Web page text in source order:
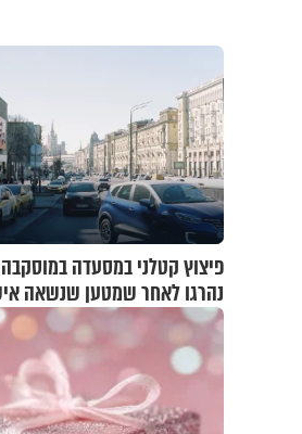
פיצוץ קטלני במסעדה
נהרגו לאחר שמטען שנשאה
התפוצץ